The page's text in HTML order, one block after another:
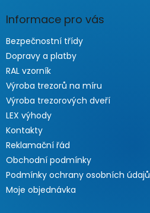
Informace pro vás
Bezpečnostní třídy
Dopravy a platby
RAL vzorník
Výroba trezorů na míru
Výroba trezorových dveří
LEX výhody
Kontakty
Reklamační řád
Obchodní podmínky
Podmínky ochrany osobních údajů
Moje objednávka